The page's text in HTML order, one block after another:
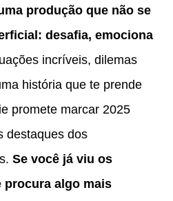
produção que não se
desafia, emociona
incríveis, dilemas
história que te prende
promete marcar 2025
destaques dos
Se você já viu os
procura algo mais